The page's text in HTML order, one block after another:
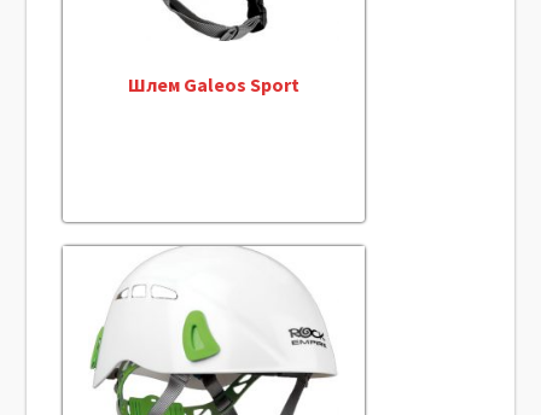
Шлем Galeos Sport